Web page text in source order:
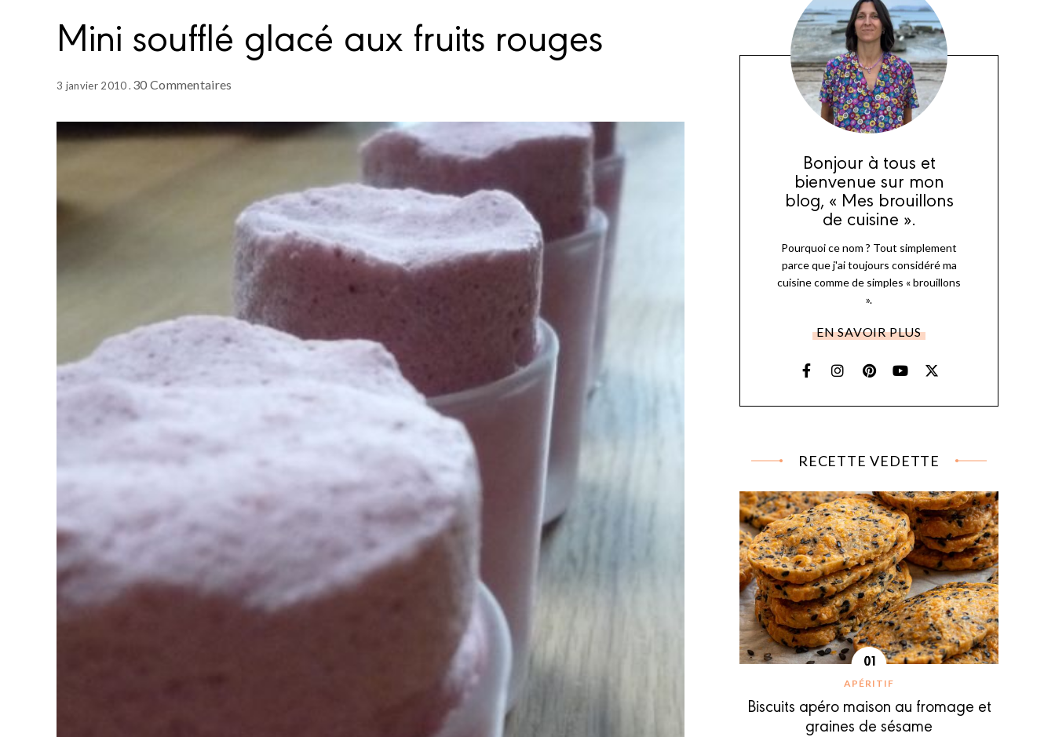
Mini soufflé glacé aux fruits rouges
3 janvier 2010 30 Commentaires
Bonjour à tous et
bienvenue sur mon
blog, « Mes brouillons
de cuisine ».
Pourquoi ce nom ? Tout simplement
parce que j'ai toujours considéré ma
cuisine comme de simples « brouillons
».
EN SAVOIR PLUS
RECETTE VEDETTE
APÉRITIF
Biscuits apéro maison au fromage et
graines de sésame